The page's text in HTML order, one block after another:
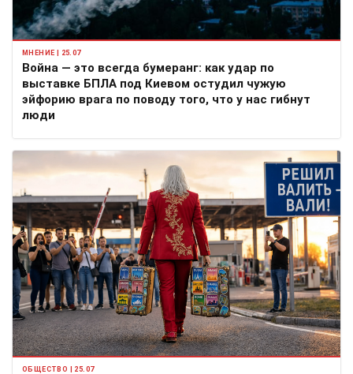
МНЕНИЕ | 25.07
Война — это всегда бумеранг: как удар по
выставке БПЛА под Киевом остудил чужую
эйфорию врага по поводу того, что у нас гибнут
люди
ОБЩЕСТВО | 25.07